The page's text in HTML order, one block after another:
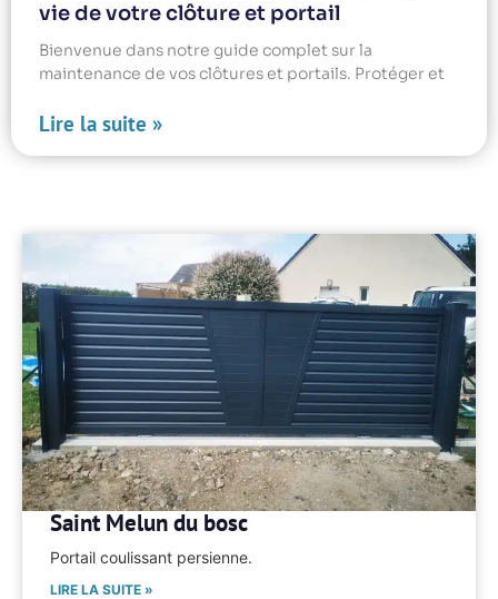
vie de votre clôture et portail
Bienvenue dans notre guide complet sur la
maintenance de vos clôtures et portails. Protéger et
Lire la suite »
Saint Melun du bosc
Portail coulissant persienne.
LIRE LA SUITE »